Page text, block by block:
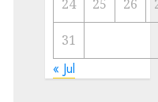
24 25 26
31
« Jul